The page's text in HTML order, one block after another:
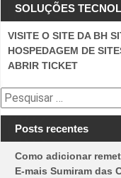
SOLUÇÕES
VISITE O SITE DA BH
HOSPEDAGEM DE
ABRIR TICKET
Pesquisar
por:
Posts recentes
Como adicionar
E-mais Sumiram das